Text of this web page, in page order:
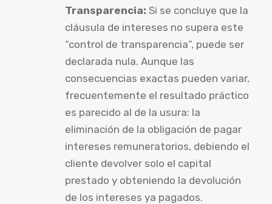
Transparencia: Si se concluye que la
cláusula de intereses no supera este
“control de transparencia”, puede ser
declarada nula. Aunque las
consecuencias exactas pueden variar,
frecuentemente el resultado práctico
es parecido al de la usura: la
eliminación de la obligación de pagar
intereses remuneratorios, debiendo el
cliente devolver solo el capital
prestado y obteniendo la devolución
de los intereses ya pagados.